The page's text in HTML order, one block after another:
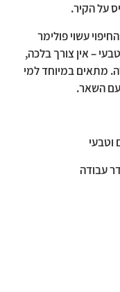
על הקיר.
עשוי פולימר
– אין צורך בלכה,
מתאים במיוחד למי
השאר.
וטבעי
עבודה